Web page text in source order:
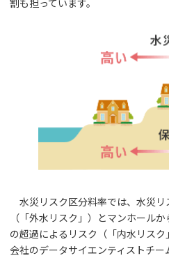
割も担っています。
水災リスク区分料率では、水災
（「外水リスク」）とマンホール
の超過によるリスク（「内水リス
会社のデータサイエンティストチ